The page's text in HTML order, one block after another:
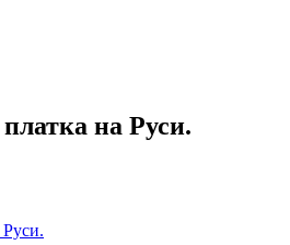
на Руси.